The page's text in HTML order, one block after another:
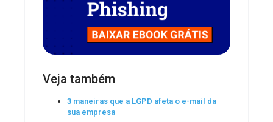
Veja também
3 maneiras que a LGPD afeta o e-mail da
sua empresa